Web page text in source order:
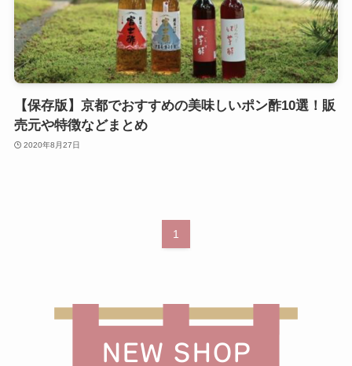
【保存版】京都でおすすめの美味しいポン酢10選！販
売元や特徴などまとめ
2020年8月27日
1
NEW SHOP